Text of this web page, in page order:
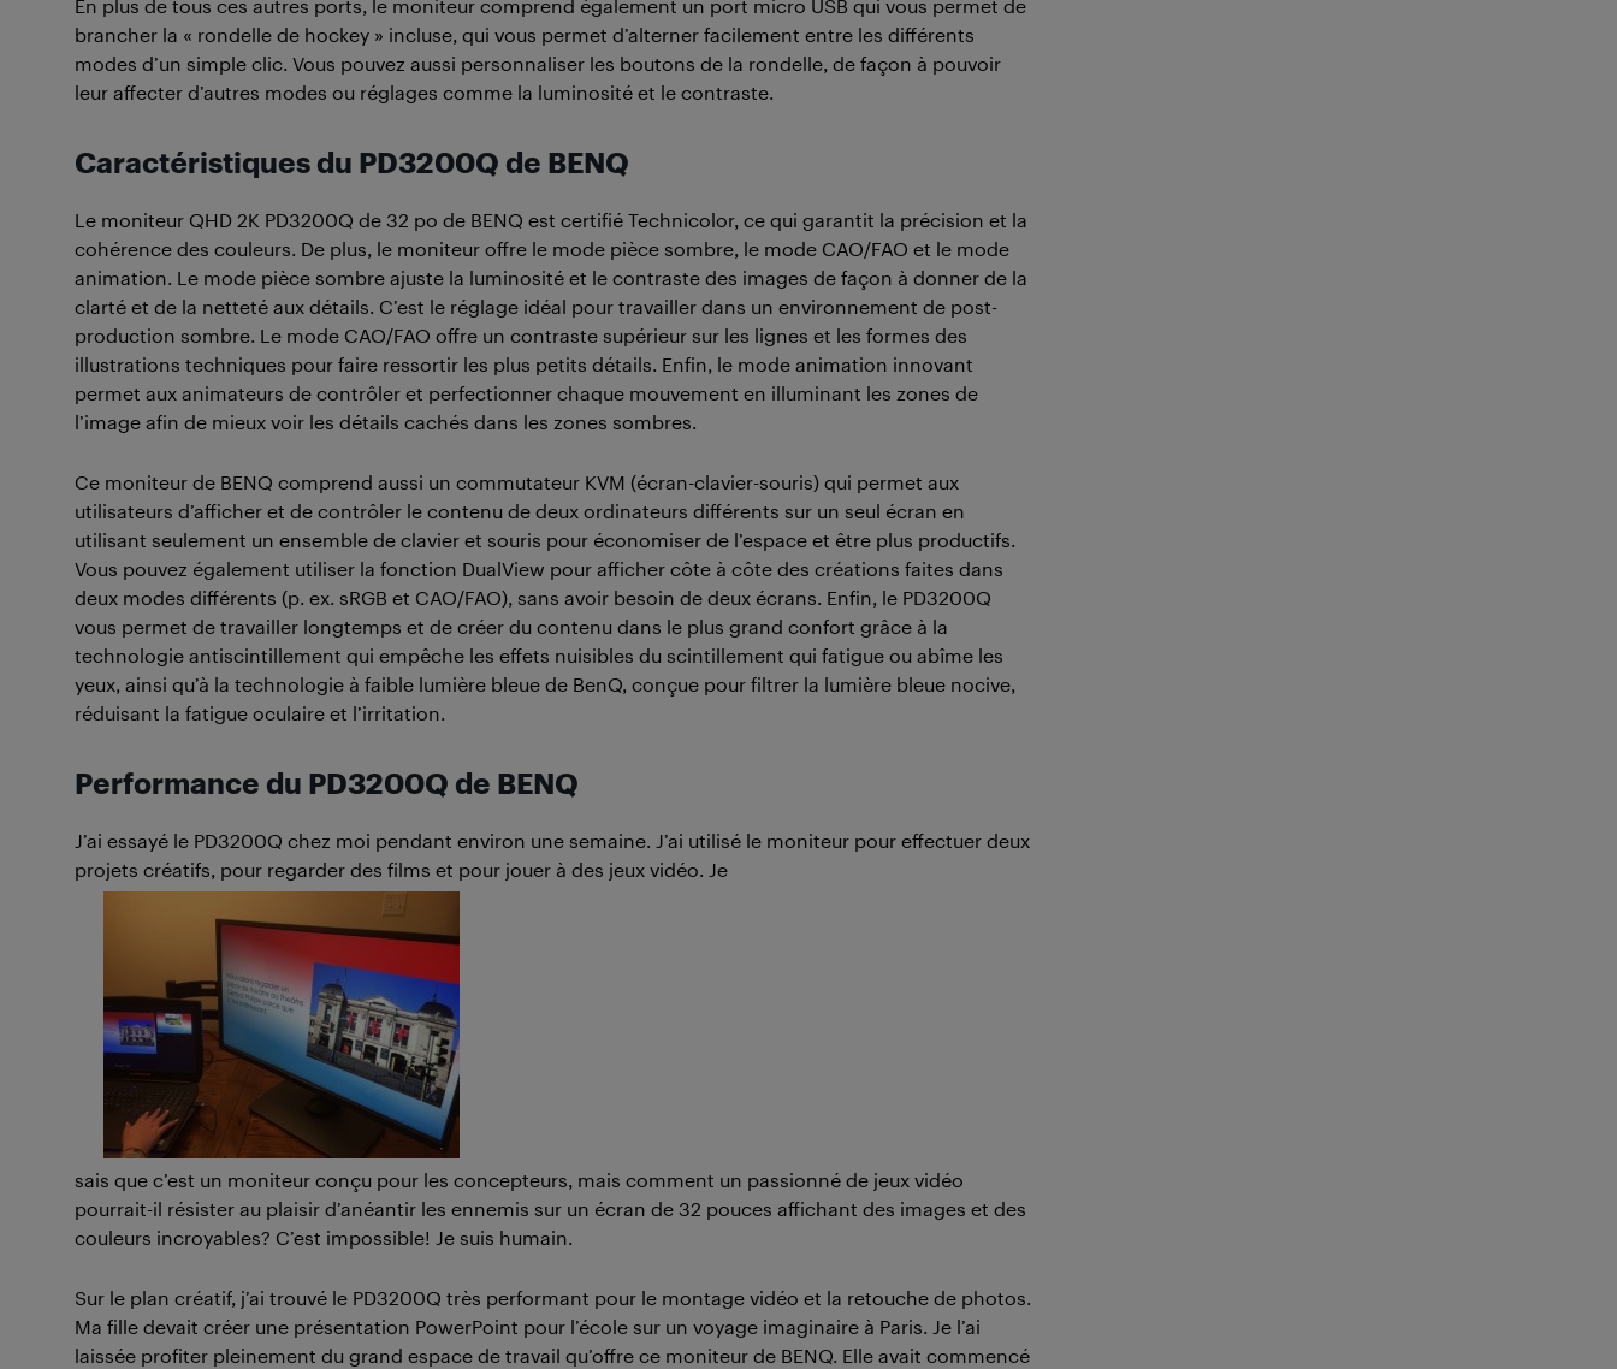
En plus de tous ces autres ports, le moniteur comprend également un port micro USB qui vous permet de
brancher la « rondelle de hockey » incluse, qui vous permet d’alterner facilement entre les différents
modes d’un simple clic. Vous pouvez aussi personnaliser les boutons de la rondelle, de façon à pouvoir
leur affecter d’autres modes ou réglages comme la luminosité et le contraste.
Caractéristiques du PD3200Q de BENQ
Le moniteur QHD 2K PD3200Q de 32 po de BENQ est certifié Technicolor, ce qui garantit la précision et la
cohérence des couleurs. De plus, le moniteur offre le mode pièce sombre, le mode CAO/FAO et le mode
animation. Le mode pièce sombre ajuste la luminosité et le contraste des images de façon à donner de la
clarté et de la netteté aux détails. C’est le réglage idéal pour travailler dans un environnement de post-
production sombre. Le mode CAO/FAO offre un contraste supérieur sur les lignes et les formes des
illustrations techniques pour faire ressortir les plus petits détails. Enfin, le mode animation innovant
permet aux animateurs de contrôler et perfectionner chaque mouvement en illuminant les zones de
l’image afin de mieux voir les détails cachés dans les zones sombres.
Ce moniteur de BENQ comprend aussi un commutateur KVM (écran-clavier-souris) qui permet aux
utilisateurs d’afficher et de contrôler le contenu de deux ordinateurs différents sur un seul écran en
utilisant seulement un ensemble de clavier et souris pour économiser de l’espace et être plus productifs.
Vous pouvez également utiliser la fonction DualView pour afficher côte à côte des créations faites dans
deux modes différents (p. ex. sRGB et CAO/FAO), sans avoir besoin de deux écrans. Enfin, le PD3200Q
vous permet de travailler longtemps et de créer du contenu dans le plus grand confort grâce à la
technologie antiscintillement qui empêche les effets nuisibles du scintillement qui fatigue ou abîme les
yeux, ainsi qu’à la technologie à faible lumière bleue de BenQ, conçue pour filtrer la lumière bleue nocive,
réduisant la fatigue oculaire et l’irritation.
Performance du PD3200Q de BENQ
J’ai essayé le PD3200Q chez moi pendant environ une semaine. J’ai utilisé le moniteur pour effectuer deux
projets créatifs, pour regarder des films et pour jouer à des jeux vidéo. Je
sais que c’est un moniteur conçu pour les concepteurs, mais comment un passionné de jeux vidéo
pourrait-il résister au plaisir d’anéantir les ennemis sur un écran de 32 pouces affichant des images et des
couleurs incroyables? C’est impossible! Je suis humain.
Sur le plan créatif, j’ai trouvé le PD3200Q très performant pour le montage vidéo et la retouche de photos.
Ma fille devait créer une présentation PowerPoint pour l’école sur un voyage imaginaire à Paris. Je l’ai
laissée profiter pleinement du grand espace de travail qu’offre ce moniteur de BENQ. Elle avait commencé